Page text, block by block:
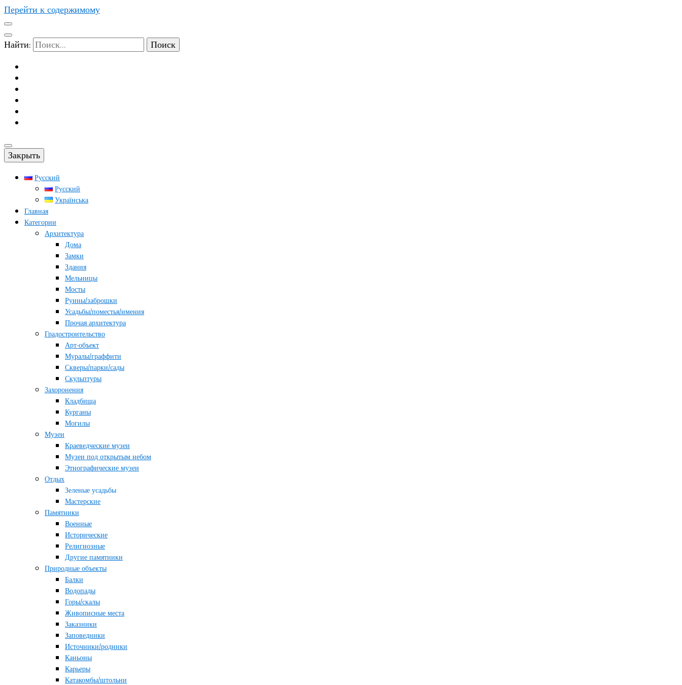
Перейти к содержимому
Найти:
Закрыть
Русский
Русский
Українська
Главная
Категории
Архитектура
Дома
Замки
Здания
Мельницы
Мосты
Руины/заброшки
Усадьбы/поместья/имения
Прочая архитектура
Градостроительство
Арт-объект
Муралы/граффити
Скверы/парки/сады
Скульптуры
Захоронения
Кладбища
Курганы
Могилы
Музеи
Краеведческие музеи
Музеи под открытым небом
Этнографические музеи
Отдых
Зеленые усадьбы
Мастерские
Памятники
Военные
Исторические
Религиозные
Другие памятники
Природные объекты
Балки
Водопады
Горы/скалы
Живописные места
Заказники
Заповедники
Источники/родники
Каньоны
Карьеры
Катакомбы/штольни